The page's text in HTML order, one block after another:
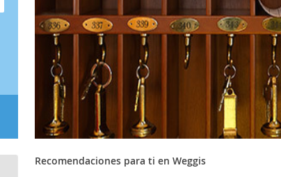
Recomendaciones para ti en Weggis